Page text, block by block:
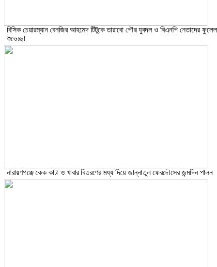
বিসিক চেয়ারম্যান বেনজির আহমেদ টিটুকে তারাবো পৌর যুবদল ও বিএনপি নেতাদের ফুলেল
শুভেচ্ছা
নারায়ণগঞ্জে কেক কাটা ও খাবার বিতরণের মধ্য দিয়ে জান্নাতুল ফেরদৌসের জন্মদিন পালন